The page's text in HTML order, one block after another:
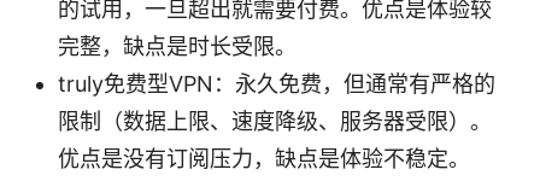
的试用，一旦超出就需要付费。优点是体验较
完整，缺点是时长受限。
truly免费型VPN：永久免费，但通常有严格的
限制（数据上限、速度降级、服务器受限）。
优点是没有订阅压力，缺点是体验不稳定。